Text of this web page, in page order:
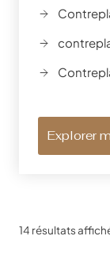
Explorer
14 résultats